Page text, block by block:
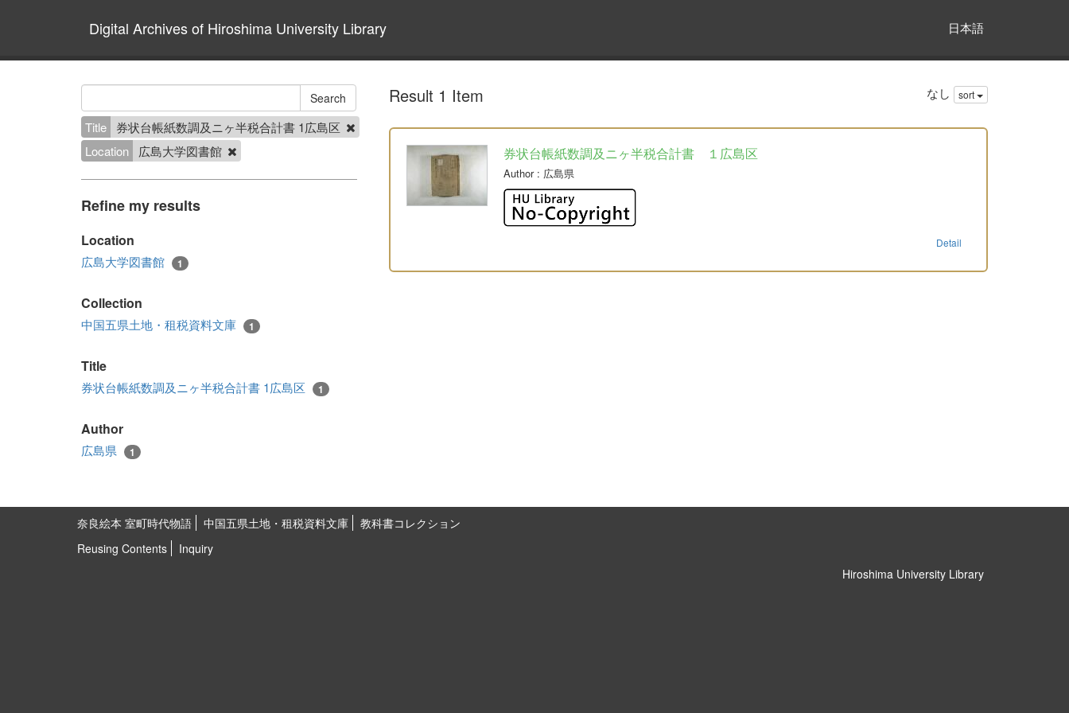
Digital Archives of Hiroshima University Library 日本語
Title
券状台帳紙数調及ニヶ半税合計書 1広島区
Location
広島大学図書館
Refine my results
Location
広島大学図書館 1
Collection
中国五県土地・租税資料文庫 1
Title
券状台帳紙数調及ニヶ半税合計書 1広島区 1
Author
広島県 1
Result 1 Item なし sort
券状台帳紙数調及ニヶ半税合計書 １広島区
Author: 広島県
Detail
奈良絵本 室町時代物語 中国五県土地・租税資料文庫
教科書コレクション
Reusing Contents
Inquiry
Hiroshima University Library